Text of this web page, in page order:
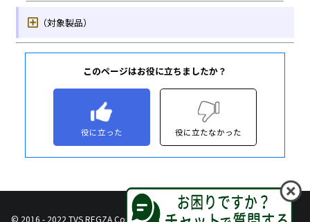
このページはお役に立ちましたか？
役に立った 役に立たなかった
© 2016 - 2022 TVS REGZA Corporation, All Rights Reserved.